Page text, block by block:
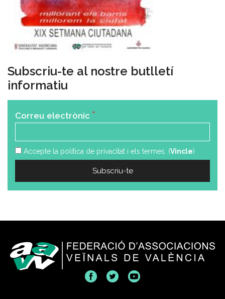
Subscriu-te al nostre butlletí
informatiu
Correu electrònic *
Accepte la política de privacitat i els termes. (Vincle)